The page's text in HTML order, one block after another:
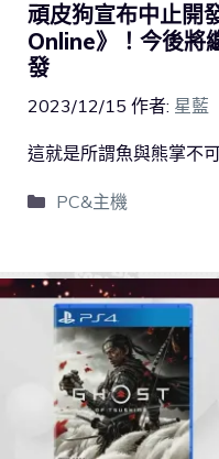
頑皮狗宣布中止開
Online》！今後將
發
2023/12/15 作者: 星藍
這就是所謂魚與熊掌不
PC&主機